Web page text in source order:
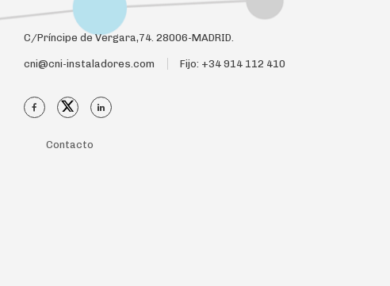
C/Príncipe de Vergara,74. 28006-MADRID.
cni@cni-instaladores.com Fijo: +34 914 112 410
Contacto